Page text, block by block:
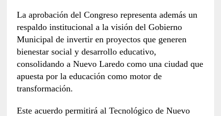
La aprobación del Congreso representa además un
respaldo institucional a la visión del Gobierno
Municipal de invertir en proyectos que generen
bienestar social y desarrollo educativo,
consolidando a Nuevo Laredo como una ciudad que
apuesta por la educación como motor de
transformación.
Este acuerdo permitirá al Tecnológico de Nuevo